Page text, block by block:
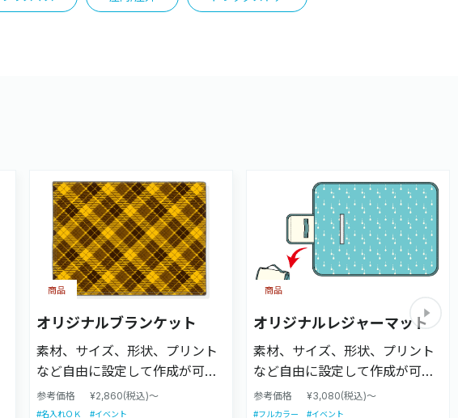
オリジナルブランケット
素材、サイズ、形状、プリント
など自由に設定して作成が可能
です。小ロットから大ロットま
で対応可能です。
参考価格 ¥2,860(税込)～
商品
#名入れＯＫ #イベント
オリジナルレジャーマット
素材、サイズ、形状、プリント
など自由に設定して作成が可能
です。小ロットから大ロットま
で対応可能です。
参考価格 ¥3,080(税込)～
商品
#フルカラー #イベント